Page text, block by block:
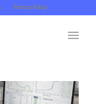
Privacy Policy